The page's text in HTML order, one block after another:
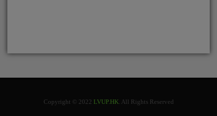
Copyright © 2022 LVUP.HK . All Rights Reserved